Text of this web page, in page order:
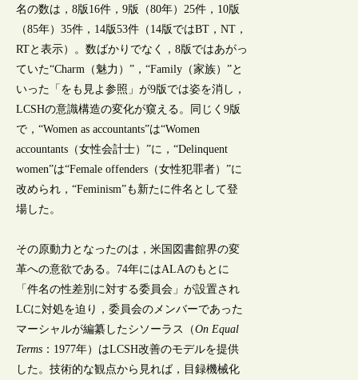
名の数は，8版16件，9版（80年）25件，10版
（85年）35件，14版53件（14版ではBT，NT，
RTと表示）。数ばかりでなく，8版ではあがっ
ていた“Charm（魅力）”，“Family（家族）”と
いった「をも見よ参照」が9版では姿を消し，
LCSHの意識構造の変化が窺える。同じく9版
で，“Women as accountants”は“Women
accountants（女性会計士）”に，“Delinquent
women”は“Female offenders（女性犯罪者）”に
改められ，“Feminism”も新たに件名として登
場した。
その原動力となったのは，米国図書館界の変
革への意欲である。74年にはALAのもとに
「件名の性差別に対する委員会」が設置され
LCに対処を迫り，委員会のメンバーであった
マーシャルが編纂したシソーラス（On Equal
Terms ：1977年）はLCSH改善のモデルを提供
した。技術的な観点から見れば，目録機械化